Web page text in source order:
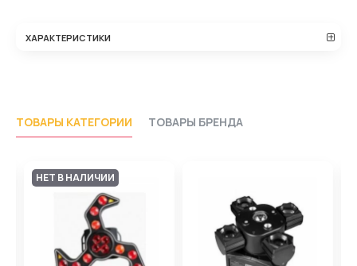
ХАРАКТЕРИСТИКИ
ТОВАРЫ КАТЕГОРИИ ТОВАРЫ БРЕНДА
НЕТ В НАЛИЧИИ